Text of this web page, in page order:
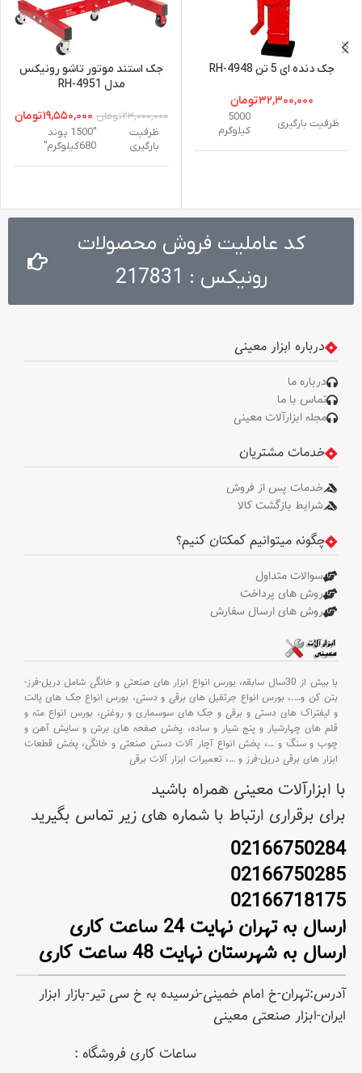
جک دنده ای 5 تن RH-4948
۳۲,۳۰۰,۰۰۰تومان
ظرفیت بارگیری
5000
کیلوگرم
متر
350 میلی
متر
وزن ناخالص 30 کیلوگرم
بسته بندی کارتن
جک استند موتور تاشو رونیکس
مدل RH-4951
۲۳,۰۰۰,۰۰۰تومان ۱۹,۵۵۰,۰۰۰تومان
ظرفیت
بارگیری
"1500 پوند
680کیلوگرم"
نهایی
نوع
ها
ناخالص
کد عاملیت فروش محصولات
رونیکس : 217831
درباره ابزار معینی
درباره ما
تماس با ما
مجله ابزارآلات معینی
خدمات مشتریان
خدمات پس از فروش
شرایط بازگشت کالا
چگونه میتوانیم کمکتان کنیم؟
سوالات متداول
روش های پرداخت
روش های ارسال سفارش
با بیش از 30سال سابقه،
بورس انواع ابزار های صنعتی و خانگی شامل دریل-فرز-
بتن کن و….، بورس انواع جرثقیل های برقی و دستی، بورس انواع جک های پالت
و لیفتراک های دستی و برقی و جک های سوسماری و روغنی، بورس انواع مته و
قلم های چهارشیار و پنج شیار و ساده، پخش صفحه های برش و سایش آهن و
چوب و سنگ و …، پخش انواع آچار آلات دستی صنعتی و خانگی، پخش قطعات
ابزار های برقی دریل-فرز و …، تعمیرات ابزار آلات برقی
با ابزارآلات معینی همراه باشید
برای برقراری ارتباط با شماره های زیر تماس بگیرید
02166750284
02166750285
02166718175
ارسال به تهران نهایت 24 ساعت کاری
ارسال به شهرستان نهایت 48 ساعت کاری
آدرس:تهران-خ امام خمینی-نرسیده به خ سی تیر-بازار ابزار
ایران-ابزار صنعتی معینی
ساعات کاری فروشگاه :